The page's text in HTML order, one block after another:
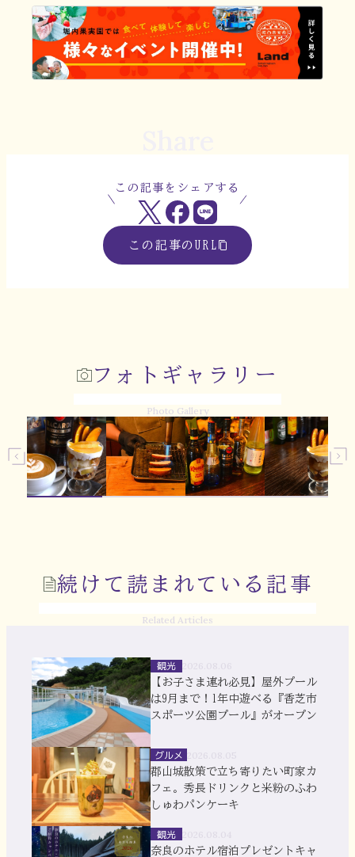
この記事をシェアする
この記事のURL
フォトギャラリー
Photo Gallery
続けて読まれている記事
Related Articles
観光
【お子さま連れ必見】屋外プール
は9月まで！1年中遊べる『香芝市
スポーツ公園プール』がオープン
グルメ
郡山城散策で立ち寄りたい町家カ
フェ。秀長ドリンクと米粉のふわ
しゅわパンケーキ
観光
奈良のホテル宿泊プレゼントキャ